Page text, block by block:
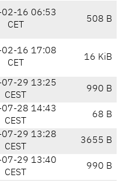
16 06:53
CET
508 B
16 17:08
CET
16 KiB
29 13:25
CEST
990 B
28 14:43
CEST
68 B
29 13:28
CEST
3655 B
29 13:40
CEST
990 B